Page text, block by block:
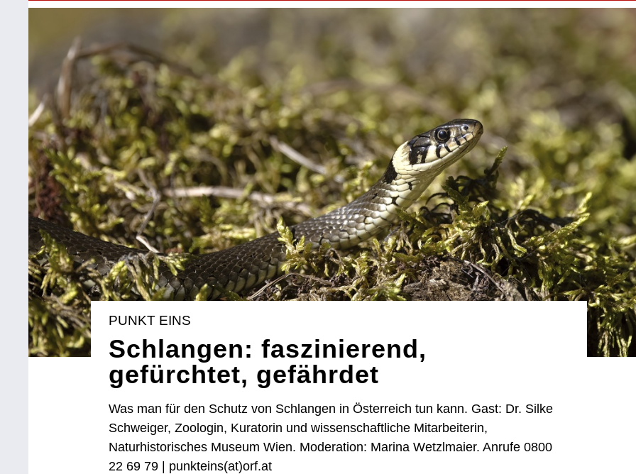
PUNKT EINS
Schlangen: faszinierend,
gefürchtet, gefährdet
Was man für den Schutz von Schlangen in Österreich tun kann. Gast: Dr. Silke
Schweiger, Zoologin, Kuratorin und wissenschaftliche Mitarbeiterin,
Naturhistorisches Museum Wien. Moderation: Marina Wetzlmaier. Anrufe 0800
22 69 79 | punkteins(at)orf.at